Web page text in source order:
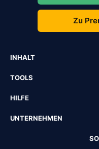
Zu
INHALT
TOOLS
HILFE
UNTERNEHMEN